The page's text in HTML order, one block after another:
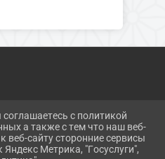
с политикой
а также с тем что наш веб-
веб-сайту сторонние сервисы
Метрика, "Госуслуги",